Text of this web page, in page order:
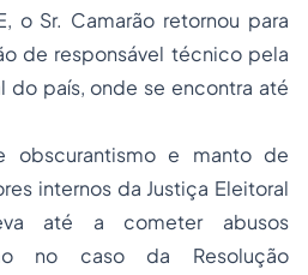
o Sr. Camarão retornou para
de responsável técnico pela
do país, onde se encontra até
obscurantismo e manto de
internos da Justiça Eleitoral
até a cometer abusos
no caso da Resolução